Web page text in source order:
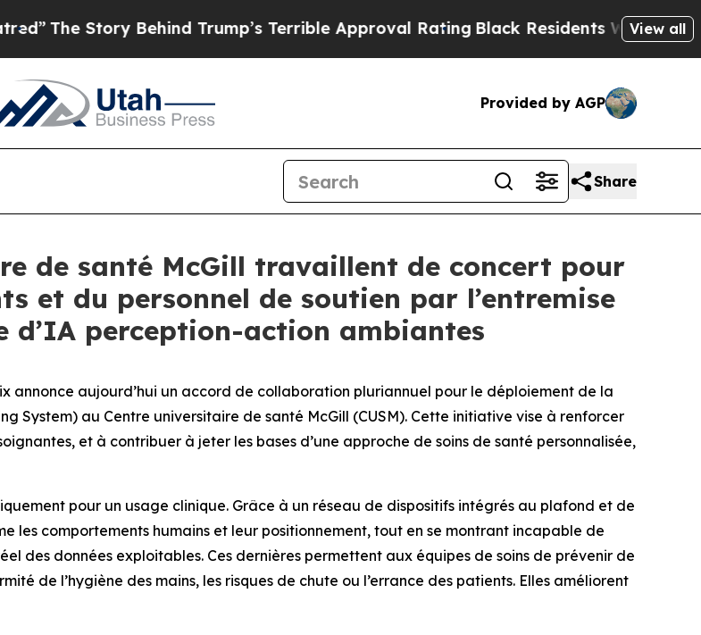
Story Behind Trump’s Terrible Approval Rating Black Residents Warned ofView all
Provided by AGP
Share
de santé McGill travaillent de concert pour
et du personnel de soutien par l’entremise
d’IA perception-action ambiantes
annonce aujourd’hui un accord de collaboration pluriannuel pour le déploiement de la
au Centre universitaire de santé McGill (CUSM). Cette initiative vise à renforcer
et à contribuer à jeter les bases d’une approche de soins de santé personnalisée,
pour un usage clinique. Grâce à un réseau de dispositifs intégrés au plafond et de
les comportements humains et leur positionnement, tout en se montrant incapable de
des données exploitables. Ces dernières permettent aux équipes de soins de prévenir de
de l’hygiène des mains, les risques de chute ou l’errance des patients. Elles améliorent